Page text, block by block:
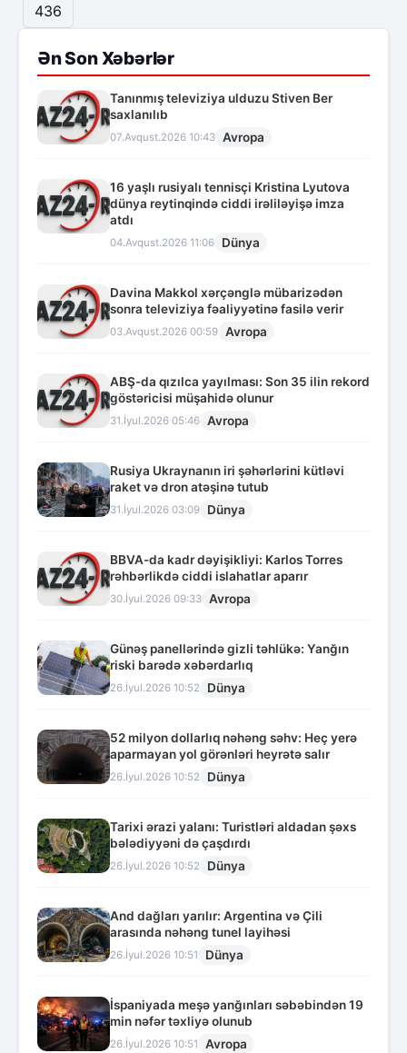
436
Ən Son Xəbərlər
Tanınmış televiziya ulduzu Stiven Ber
saxlanılıb
07.Avqust.2026 10:43 Avropa
16 yaşlı rusiyalı tennisçi Kristina Lyutova
dünya reytinqində ciddi irəliləyişə imza
atdı
04.Avqust.2026 11:06 Dünya
Davina Makkol xərçənglə mübarizədən
sonra televiziya fəaliyyətinə fasilə verir
03.Avqust.2026 00:59 Avropa
ABŞ-da qızılca yayılması: Son 35 ilin rekord
göstəricisi müşahidə olunur
31.İyul.2026 05:46 Avropa
Rusiya Ukraynanın iri şəhərlərini kütləvi
raket və dron atəşinə tutub
31.İyul.2026 03:09 Dünya
BBVA-da kadr dəyişikliyi: Karlos Torres
rəhbərlikdə ciddi islahatlar aparır
30.İyul.2026 09:33 Avropa
Günəş panellərində gizli təhlükə: Yanğın
riski barədə xəbərdarlıq
26.İyul.2026 10:52 Dünya
52 milyon dollarlıq nəhəng səhv: Heç yerə
aparmayan yol görənləri heyrətə salır
26.İyul.2026 10:52 Dünya
Tarixi ərazi yalanı: Turistləri aldadan şəxs
bələdiyyəni də çaşdırdı
26.İyul.2026 10:52 Dünya
And dağları yarılır: Argentina və Çili
arasında nəhəng tunel layihəsi
26.İyul.2026 10:51 Dünya
İspaniyada meşə yanğınları səbəbindən 19
min nəfər təxliyə olunub
26.İyul.2026 10:51 Avropa